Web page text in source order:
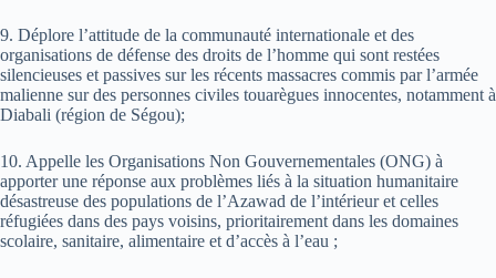
9. Déplore l’attitude de la communauté internationale et des
organisations de défense des droits de l’homme qui sont restées
silencieuses et passives sur les récents massacres commis par l’armée
malienne sur des personnes civiles touarègues innocentes, notamment à
Diabali (région de Ségou);
10. Appelle les Organisations Non Gouvernementales (ONG) à
apporter une réponse aux problèmes liés à la situation humanitaire
désastreuse des populations de l’Azawad de l’intérieur et celles
réfugiées dans des pays voisins, prioritairement dans les domaines
scolaire, sanitaire, alimentaire et d’accès à l’eau ;